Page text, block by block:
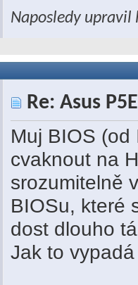
Naposledy upravil
Re: Asus
Muj BIOS
cvaknout na
srozumitelně
BIOSu, které
dost dlouho
Jak to